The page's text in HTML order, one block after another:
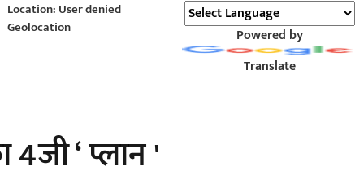
Location: User denied
Geolocation
Powered by
Translate
‘ प्लान '